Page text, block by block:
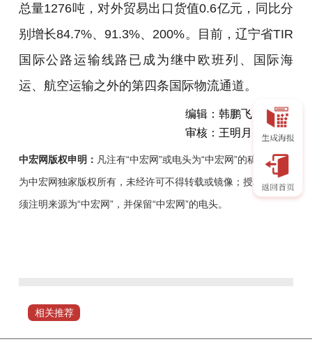
总量1276吨，对外贸易出口货值0.6亿元，同比分
别增长84.7%、91.3%、200%。目前，辽宁省TIR
国际公路运输线路已成为继中欧班列、国际海
运、航空运输之外的第四条国际物流通道。
编辑：韩鹏飞
审核：王明月
中宏网版权申明： 凡注有“中宏网”或电头为“中宏网”的稿件，均
为中宏网独家版权所有，未经许可不得转载或镜像；授权转载必
须注明来源为“中宏网”，并保留“中宏网”的电头。
+TIR”物
运
相关推荐